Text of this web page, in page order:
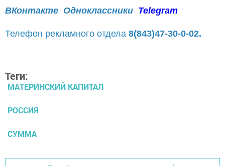
ВКонтакте Одноклассники Telegram
Телефон рекламного отдела 8(843)47-30-0-02.
Теги:
МАТЕРИНСКИЙ КАПИТАЛ
РОССИЯ
СУММА